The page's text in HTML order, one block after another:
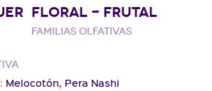
FLORAL - FRUTAL
Familias olfativas
Melocotón, Pera Nashi